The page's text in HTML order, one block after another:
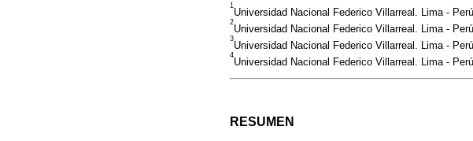
1
Universidad Nacional Federico Villarreal. Lima -
2
Universidad Nacional Federico Villarreal. Lima -
3
Universidad Nacional Federico Villarreal. Lima -
4
Universidad Nacional Federico Villarreal. Lima -
RESUMEN